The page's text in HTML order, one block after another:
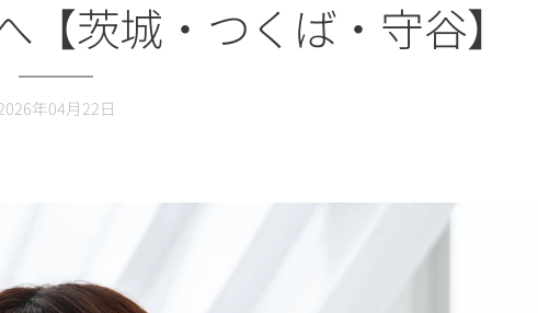
【茨城・つくば・守谷】
年04月22日